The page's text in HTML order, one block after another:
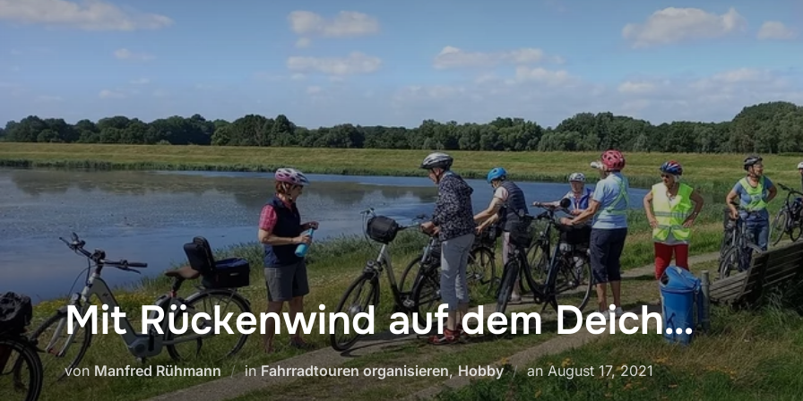
Mit Rückenwind auf dem Deich…
vonManfred Rühmann inFahrradtouren organisieren,Hobby anVeröffentlicht
am
August 17, 2021